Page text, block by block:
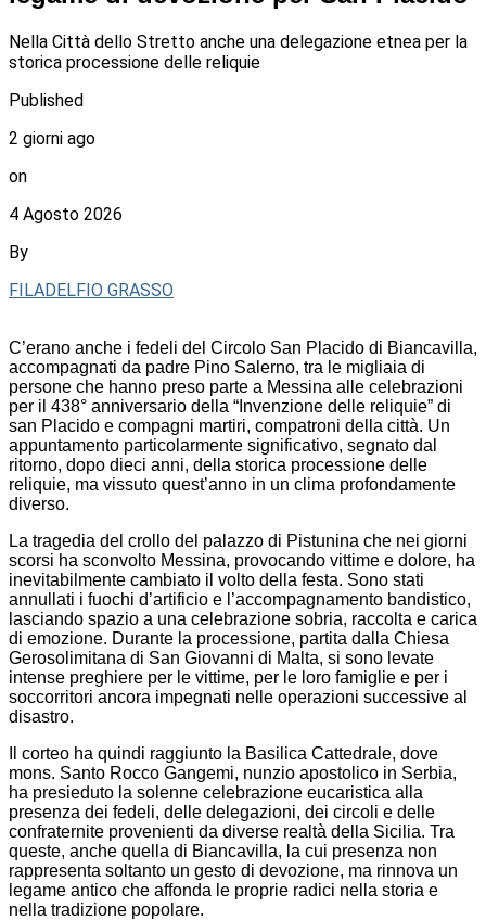
Nella Città dello Stretto anche una delegazione etnea per la
storica processione delle reliquie
Published
2 giorni ago
on
4 Agosto 2026
By
FILADELFIO GRASSO
C’erano anche i fedeli del Circolo San Placido di Biancavilla,
accompagnati da padre Pino Salerno, tra le migliaia di
persone che hanno preso parte a Messina alle celebrazioni
per il 438° anniversario della “Invenzione delle reliquie” di
san Placido e compagni martiri, compatroni della città. Un
appuntamento particolarmente significativo, segnato dal
ritorno, dopo dieci anni, della storica processione delle
reliquie, ma vissuto quest’anno in un clima profondamente
diverso.
La tragedia del crollo del palazzo di Pistunina che nei giorni
scorsi ha sconvolto Messina, provocando vittime e dolore, ha
inevitabilmente cambiato il volto della festa. Sono stati
annullati i fuochi d’artificio e l’accompagnamento bandistico,
lasciando spazio a una celebrazione sobria, raccolta e carica
di emozione. Durante la processione, partita dalla Chiesa
Gerosolimitana di San Giovanni di Malta, si sono levate
intense preghiere per le vittime, per le loro famiglie e per i
soccorritori ancora impegnati nelle operazioni successive al
disastro.
Il corteo ha quindi raggiunto la Basilica Cattedrale, dove
mons. Santo Rocco Gangemi, nunzio apostolico in Serbia,
ha presieduto la solenne celebrazione eucaristica alla
presenza dei fedeli, delle delegazioni, dei circoli e delle
confraternite provenienti da diverse realtà della Sicilia. Tra
queste, anche quella di Biancavilla, la cui presenza non
rappresenta soltanto un gesto di devozione, ma rinnova un
legame antico che affonda le proprie radici nella storia e
nella tradizione popolare.